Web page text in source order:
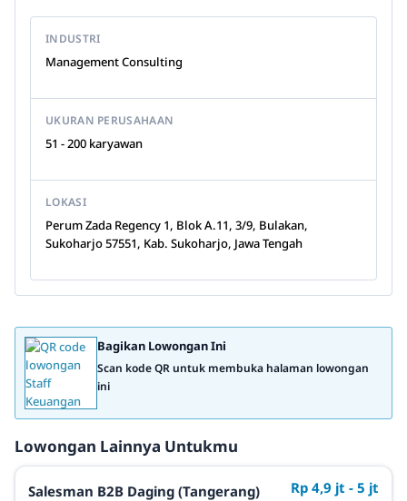
INDUSTRI
Management Consulting
UKURAN PERUSAHAAN
51 - 200 karyawan
LOKASI
Perum Zada Regency 1, Blok A.11, 3/9, Bulakan,
Sukoharjo 57551, Kab. Sukoharjo, Jawa Tengah
Bagikan Lowongan Ini
Scan kode QR untuk membuka halaman lowongan
ini
Lowongan Lainnya Untukmu
Salesman B2B Daging (Tangerang) Rp 4,9 jt - 5 jt